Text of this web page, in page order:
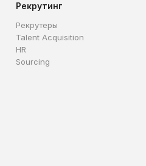
Рекрутинг
Рекрутеры
Talent Acquisition
HR
Sourcing